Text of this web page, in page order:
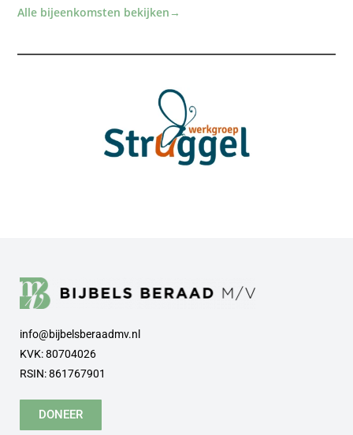
Alle bijeenkomsten bekijken →
info@bijbelsberaadmv.nl
KVK: 80704026
RSIN: 861767901
DONEER